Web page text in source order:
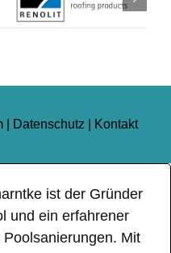
Datenschutz Kontakt
ist der Gründer
und ein erfahrener
Mit